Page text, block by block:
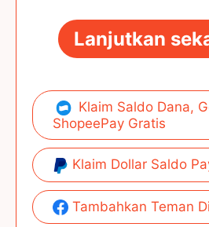
Lanjutkan
Klaim Saldo Dana,
ShopeePay Gratis
Klaim Dollar Saldo
Tambahkan Teman